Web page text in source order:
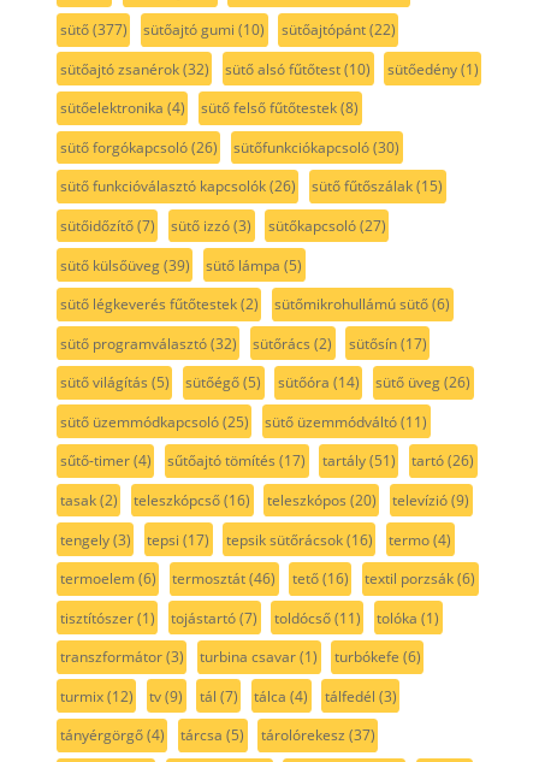
sütő(377) sütőajtó gumi (10) sütőajtópánt(22)
sütőajtó zsanérok(32) sütő alsó fűtőtest(10) sütőedény(1)
sütőelektronika (4) sütő felső fűtőtestek(8)
sütő forgókapcsoló(26) sütőfunkciókapcsoló(30)
sütő funkcióválasztó kapcsolók(26) sütő fűtőszálak(15)
sütőidőzítő(7) sütő izzó(3) sütőkapcsoló(27)
sütő külsőüveg(39) sütő lámpa (5)
sütő légkeverés fűtőtestek(2) sütőmikrohullámú sütő(6)
sütő programválasztó(32) sütőrács (2) sütősín(17)
sütő világítás (5) sütőégő(5) sütőóra (14) sütő üveg(26)
sütő üzemmódkapcsoló(25) sütő üzemmódváltó(11)
sűtő-timer(4) sűtőajtó tömítés (17) tartály(51) tartó(26)
tasak(2) teleszkópcső(16) teleszkópos (20) televízió(9)
tengely(3) tepsi (17) tepsik sütőrácsok(16) termo(4)
termoelem(6) termosztát(46) tető(16) textil porzsák(6)
tisztítószer(1) tojástartó(7) toldócső(11) tolóka (1)
transzformátor(3) turbina csavar(1) turbókefe (6)
turmix(12) tv(9) tál (7) tálca (4) tálfedél (3)
tányérgörgő(4) tárcsa (5) tárolórekesz (37)